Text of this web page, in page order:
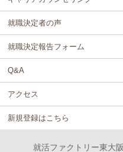
就職決定者の声
就職決定報告フォーム
Q&A
アクセス
新規登録はこちら
就活ファクトリー東大